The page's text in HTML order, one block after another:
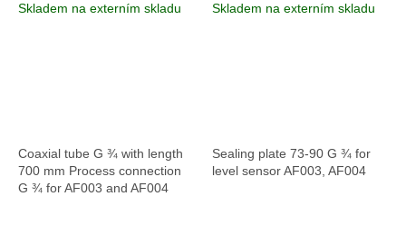
Skladem na externím skladu
Coaxial tube G ¾ with length
700 mm Process connection
G ¾ for AF003 and AF004
Skladem na externím skladu
Sealing plate 73-90 G ¾ for
level sensor AF003, AF004